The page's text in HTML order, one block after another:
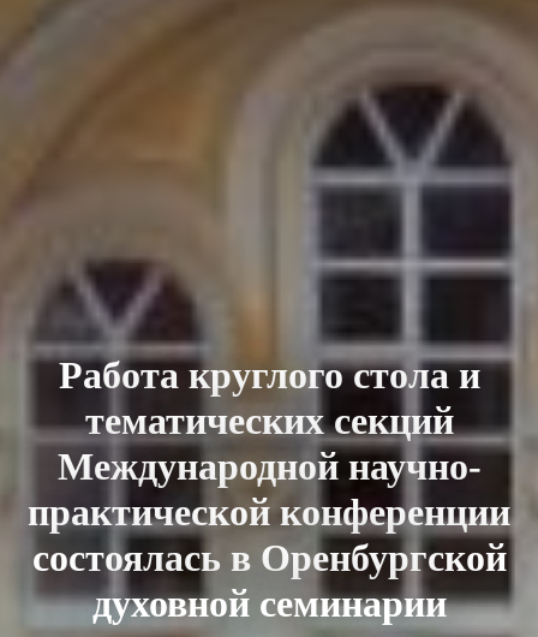
Работа круглого стола и
тематических секций
Международной научно-
практической конференции
состоялась в Оренбургской
духовной семинарии